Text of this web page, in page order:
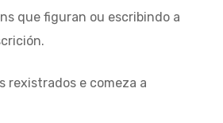
que figuran ou escribindo a
rexistrados e comeza a